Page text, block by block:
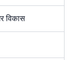
विकास